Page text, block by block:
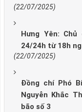
(22/07/2025)
Hưng Yên:
24/24h từ 18h
(22/07/2025)
Đồng chí Phó
Nguyễn Khắc
bão số 3